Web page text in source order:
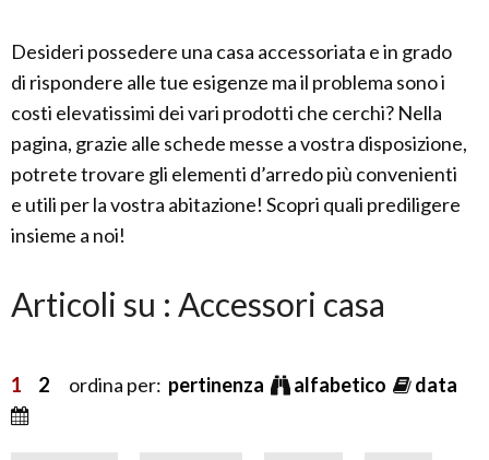
Desideri possedere una casa accessoriata e in grado
di rispondere alle tue esigenze ma il problema sono i
costi elevatissimi dei vari prodotti che cerchi? Nella
pagina, grazie alle schede messe a vostra disposizione,
potrete trovare gli elementi d’arredo più convenienti
e utili per la vostra abitazione! Scopri quali prediligere
insieme a noi!
Articoli su : Accessori casa
1 2 ordina per: pertinenza alfabetico data